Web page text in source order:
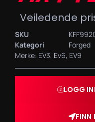
Veiledende
SKU
Kategori
Forged
Merke: EV3, Ev6, EV9
LOGG
FINN